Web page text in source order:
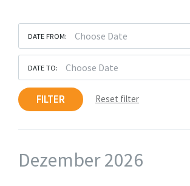
DATE FROM:
DATE TO:
FILTER Reset filter
Dezember 2026